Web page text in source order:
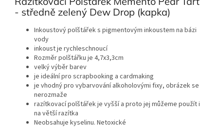
- středně zelený Dew Drop (kapka)
Inkoustový polštářek s pigmentovým inkoustem na bázi
vody
inkoust je rychleschnoucí
Rozměr polštářku je 4,7x3,3cm
velký výběr barev
je ideální pro scrapbooking a cardmaking
je vhodný pro vybarvování alkoholovými fixy, obrázek se
nerozmaže
razítkovací polštářek je vyšší a proto jej můžeme použít i
na větší razítka
Neobsahuje kyselinu. Netoxické